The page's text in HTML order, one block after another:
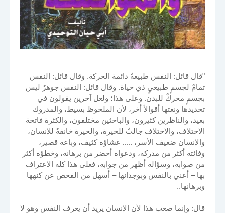
"قال قائل: النفس طبيعةٌ دائمة الحركة. وقال قائل: النفس
تمامٌ لجسمٍ طبيعيٍ ذي حياة. وقال قائل: النفس جوهرٌ ليس
بجسمٍ محركٌ للبدن. وعلى هذا؛ ولعل آخرين يقولون في
تحديدها ونعتها أقوالاً أخر، لأن الملحوظ بسيط، والمدروك
بعيد، والناظرين كثيرون، والباحثين مختلفون، والكثرة فاتحة
الاختلاف، والاختلاف جالبٌ للحيرة، والحيرة خانقةٌ للإنسان،
والإنسان ضعيف الأسر، ..... غشاؤه كثيف، وباعه قصير،
وفائته أكثر من مدركه، ودعواه أحضر من برهانه، وخطؤه أكثر
من صوابه، وسؤاله أظهر من جوابه، فعلى هذا كله الاعتراف
بها – أعني بالنفس وبوجدانها – أسهل من الفحص عن كنهها
وبرهانها..
قال: وإنما صعب هذا لأن الإنسان يريد أن يعرف النفس وهو لا